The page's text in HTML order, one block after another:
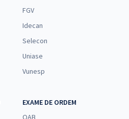
FGV
Idecan
Selecon
Uniase
Vunesp
EXAME DE ORDEM
OAB